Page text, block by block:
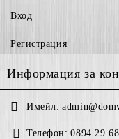
Вход
Регистрация
Информация за
Имейл:
Телефон: 0894 29